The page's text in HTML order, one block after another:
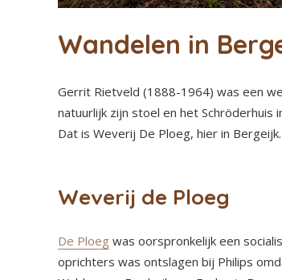
Wandelen in
Gerrit Rietveld (1888-1964) was een
natuurlijk zijn stoel en het
Dat is Weverij De Ploeg, hier in Bergeijk.
Weverij de Ploeg
De Ploeg was oorspronkelijk een
oprichters was ontslagen bij Philips